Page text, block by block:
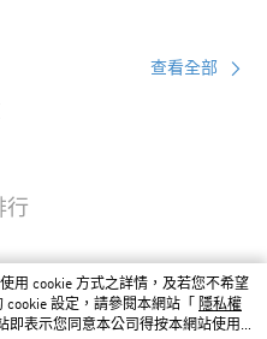
查看全部
行
用 cookie 方式之詳情，及若您不希望
設定，請參閱本網站「
隱私權
即表示您同意本公司得按本網站使用條